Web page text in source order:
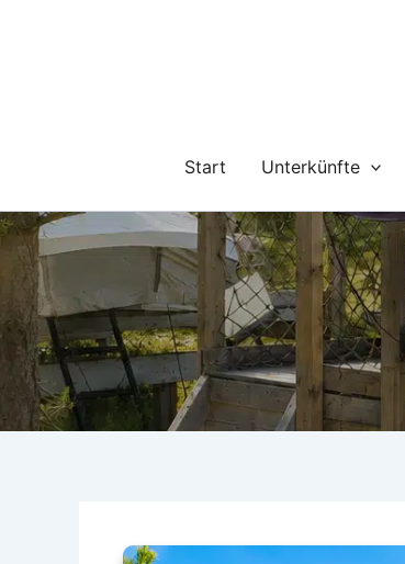
Start Unterkünfte